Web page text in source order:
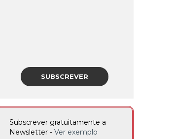
SUBSCREVER
Subscrever gratuitamente a
Newsletter - Ver exemplo